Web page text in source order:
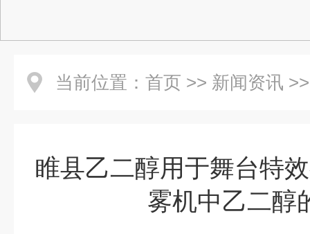
当前位置： 首页 >> 新闻资讯
睢县乙二醇用于舞台特
雾机中乙二醇